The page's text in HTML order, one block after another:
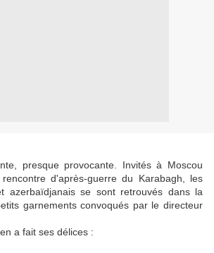
presque provocante. Invités à Moscou
d'après-guerre du Karabagh, les
azerbaïdjanais se sont retrouvés dans la
garnements convoqués par le directeur
a fait ses délices :